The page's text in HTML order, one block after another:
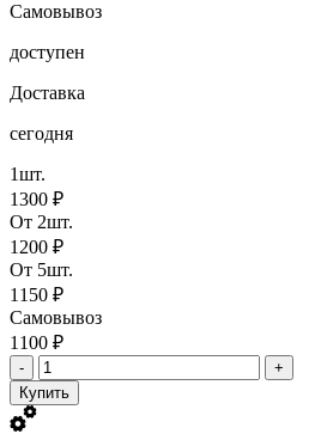
Самовывоз
доступен
Доставка
сегодня
1шт.
1300 ₽
От 2шт.
1200 ₽
От 5шт.
1150 ₽
Самовывоз
1100 ₽
-
+
Купить